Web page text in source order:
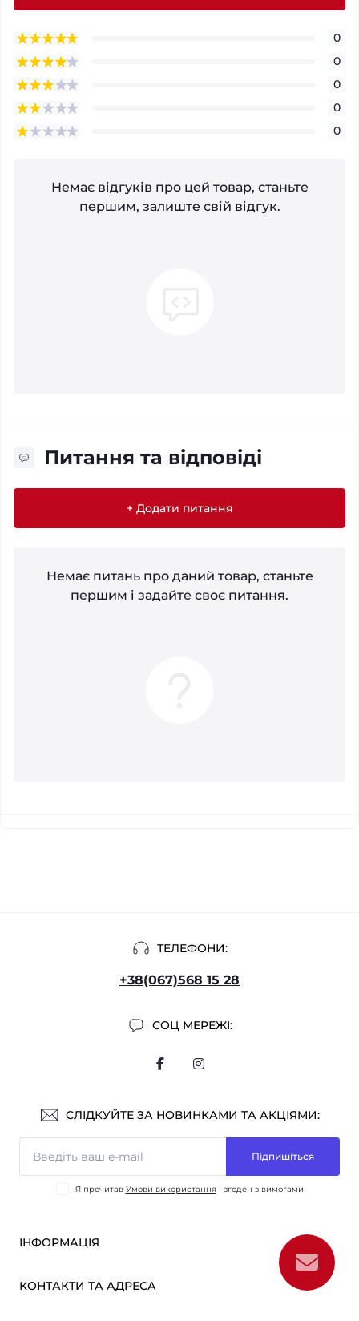
0
0
0
0
0
Немає відгуків про цей товар, станьте
першим, залиште свій відгук.
Питання та відповіді
+ Додати питання
Немає питань про даний товар, станьте
першим і задайте своє питання.
ТЕЛЕФОНИ:
+38(067)568 15 28
СОЦ МЕРЕЖІ:
СЛІДКУЙТЕ ЗА НОВИНКАМИ ТА АКЦІЯМИ:
Підпишіться
Я прочитав Умови використання і згоден з вимогами
ІНФОРМАЦІЯ
ОПТ
КОНТАКТИ ТА АДРЕСА